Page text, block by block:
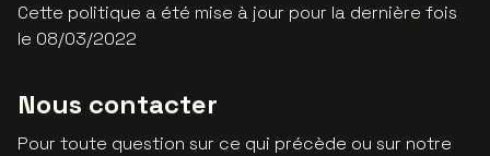
Cette politique a été mise à jour pour la dernière fois
le 08/03/2022
Nous contacter
Pour toute question sur ce qui précède ou sur notre